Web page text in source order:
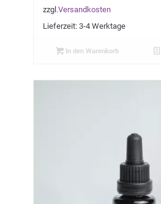
zzgl.Versandkosten
Lieferzeit: 3-4 Werktage
In den Warenkorb